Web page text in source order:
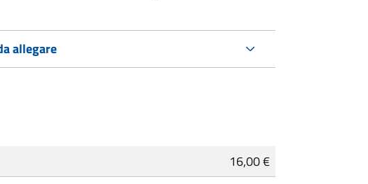
allegare
16,00 €